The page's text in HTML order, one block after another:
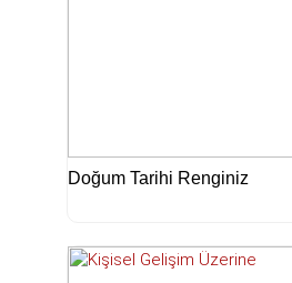
Doğum Tarihi Renginiz